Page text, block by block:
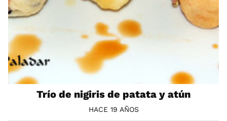
Trío de nigiris de patata y atún
HACE 19 AÑOS